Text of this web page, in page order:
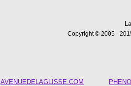
Copyright © 2005 -
AVENUEDELAGLISSE.COM